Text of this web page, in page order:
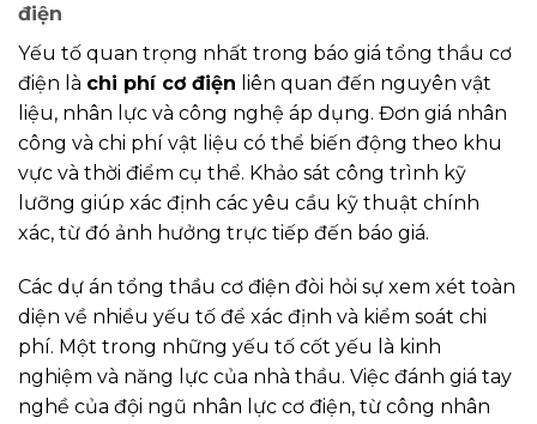
điện
Yếu tố quan trọng nhất trong báo giá tổng thầu cơ
điện là chi phí cơ điện liên quan đến nguyên vật
liệu, nhân lực và công nghệ áp dụng. Đơn giá nhân
công và chi phí vật liệu có thể biến động theo khu
vực và thời điểm cụ thể. Khảo sát công trình kỹ
lưỡng giúp xác định các yêu cầu kỹ thuật chính
xác, từ đó ảnh hưởng trực tiếp đến báo giá.
Các dự án tổng thầu cơ điện đòi hỏi sự xem xét toàn
diện về nhiều yếu tố để xác định và kiểm soát chi
phí. Một trong những yếu tố cốt yếu là kinh
nghiệm và năng lực của nhà thầu. Việc đánh giá tay
nghề của đội ngũ nhân lực cơ điện, từ công nhân